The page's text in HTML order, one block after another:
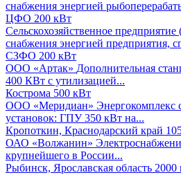
снабжения энергией
ЦФО 200 кВт
Сельскохозяйственное предприятие
снабжения энергией предприятия,
СЗФО 200 кВт
ООО «Артак» Дополнительная
400 КВт с утилизацией...
Кострома 500 кВт
ООО «Меридиан» Энергокомплекс
установок: ГПУ 350 кВт на...
Кропоткин, Краснодарский край
ОАО «Волжанин»
крупнейшего в России...
Рыбинск, Ярославская область 2000